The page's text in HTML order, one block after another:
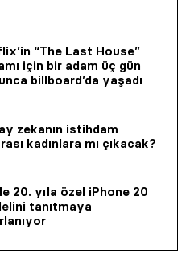
“The Last House”
için bir adam üç gün
billboard’da yaşadı
zekanın istihdam
kadınlara mı çıkacak?
20. yıla özel iPhone 20
tanıtmaya